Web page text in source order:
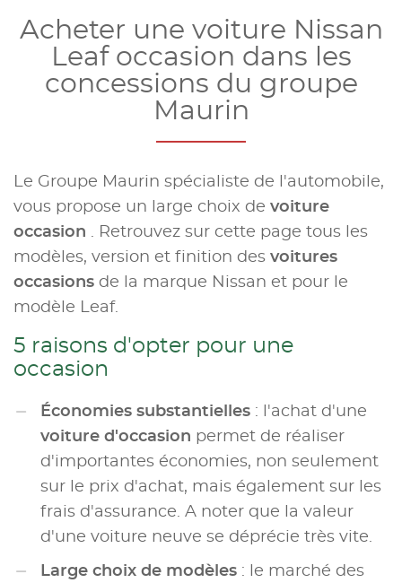
Acheter une voiture Nissan
Leaf occasion dans les
concessions du groupe
Maurin
Le Groupe Maurin spécialiste de l'automobile,
vous propose un large choix de voiture
occasion . Retrouvez sur cette page tous les
modèles, version et finition des voitures
occasions de la marque Nissan et pour le
modèle Leaf.
5 raisons d'opter pour une
occasion
Économies substantielles : l'achat d'une
voiture d'occasion permet de réaliser
d'importantes économies, non seulement
sur le prix d'achat, mais également sur les
frais d'assurance. A noter que la valeur
d'une voiture neuve se déprécie très vite.
Large choix de modèles : le marché des